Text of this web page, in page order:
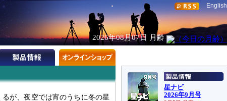
English
2026年08月07日 月齢
が、夜空では宵のうちに冬の星
星ナビ
2026年9月号